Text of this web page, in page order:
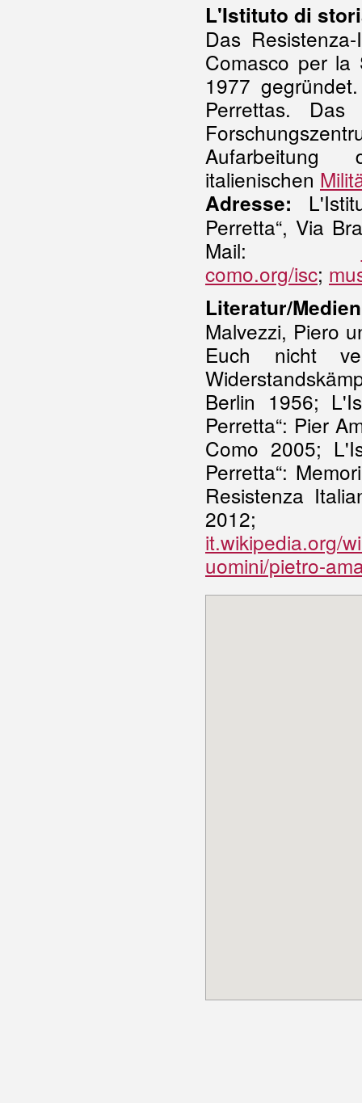
L'Istituto di
Das
Comasco per la
1977
Perrettas.
italienischen
Adresse:
Perretta“, Via
Mail:
como.org/isc;
Literatur/
Malvezzi, Piero
Euch nicht
Berlin 1956;
Perretta“: Pier
Como 2005;
Perretta“:
Resistenza
it.wikipedia.org/
uomini/pietro-